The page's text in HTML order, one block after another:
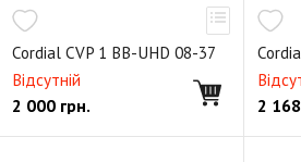
Готовый MIDI
HDMI кабель
Toslink кабель
Готовый кабель Phoenix
Cordial CVP 1 BB-UHD 08-37
Відсутній
2 000 грн. 2 168